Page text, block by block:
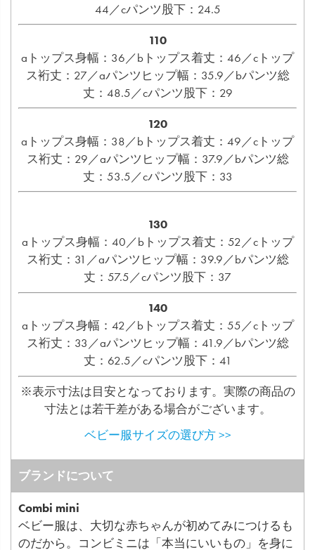
44／cパンツ股下：24.5
110
aトップス身幅：36／bトップス着丈：46／cトップ
ス裄丈：27／aパンツヒップ幅：35.9／bパンツ総
丈：48.5／cパンツ股下：29
120
aトップス身幅：38／bトップス着丈：49／cトップ
ス裄丈：29／aパンツヒップ幅：37.9／bパンツ総
丈：53.5／cパンツ股下：33
130
aトップス身幅：40／bトップス着丈：52／cトップ
ス裄丈：31／aパンツヒップ幅：39.9／bパンツ総
丈：57.5／cパンツ股下：37
140
aトップス身幅：42／bトップス着丈：55／cトップ
ス裄丈：33／aパンツヒップ幅：41.9／bパンツ総
丈：62.5／cパンツ股下：41
※表示寸法は目安となっております。実際の商品の
寸法とは若干差がある場合がございます。
ベビー服サイズの選び方 >>
ブランドについて
Combi mini
ベビー服は、大切な赤ちゃんが初めてみにつけるも
のだから。コンビミニは「本当にいいもの」を身に